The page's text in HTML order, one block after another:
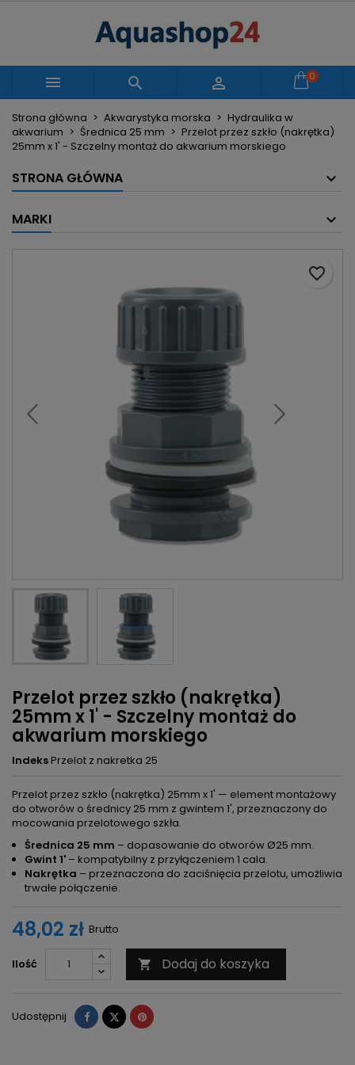
   0
Strona główna Akwarystyka morska
Hydraulika w
akwarium
Średnica 25 mm
Przelot przez szkło (nakrętka)
25mm x 1' - Szczelny montaż do akwarium morskiego
STRONA GŁÓWNA
MARKI
Przelot przez szkło (nakrętka)
25mm x 1' - Szczelny montaż do
akwarium morskiego
IndeksPrzelot z nakretka 25
Przelot przez szkło (nakrętka) 25mm x 1' — element montażowy
do otworów o średnicy 25 mm z gwintem 1', przeznaczony do
mocowania przelotowego szkła.
Średnica 25 mm – dopasowanie do otworów Ø25 mm.
Gwint 1' – kompatybilny z przyłączeniem 1 cala.
Nakrętka – przeznaczona do zaciśnięcia przelotu, umożliwia
trwałe połączenie.
48,02 zł Brutto
Ilość  Dodaj do koszyka
favorite_border
Udostępnij Udostępnij
TweetujPinterest
Moje listy życzeń
add_circle_outline Utwórz nową listę
Utwórz listę życzeń
Nazwa listy życzeń
Utwórz listę życzeń
Zaloguj się
Musisz być zalogowany by zapisać produkty na
swojej liście życzeń.
Anuluj Zaloguj się